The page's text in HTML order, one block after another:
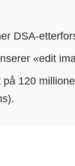
DSA-
«edit
120